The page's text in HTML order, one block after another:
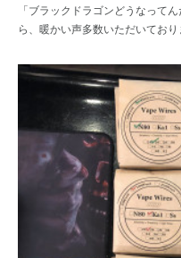
「ブラックドラゴンどうなって
ら、暖かい声多数いただいてお